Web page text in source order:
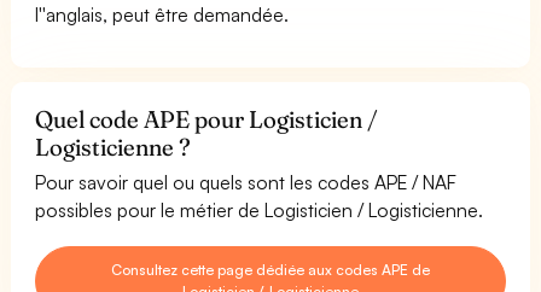
l''anglais, peut être demandée.
Quel code APE pour Logisticien /
Logisticienne ?
Pour savoir quel ou quels sont les codes APE / NAF
possibles pour le métier de Logisticien / Logisticienne.
Consultez cette page dédiée aux codes APE de